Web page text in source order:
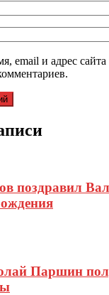
email и адрес сайта
поздравил
Паршин